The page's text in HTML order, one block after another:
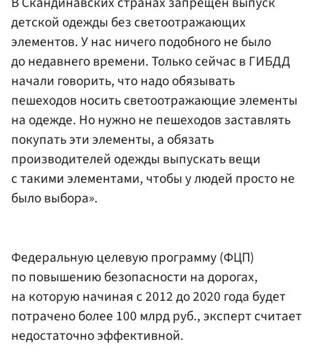
детской одежды без светоотражающих
элементов. У нас ничего подобного не было
до недавнего времени. Только сейчас в ГИБДД
начали говорить, что надо обязывать
пешеходов носить светоотражающие элементы
на одежде. Но нужно не пешеходов заставлять
покупать эти элементы, а обязать
производителей одежды выпускать вещи
с такими элементами, чтобы у людей просто не
было выбора».
Федеральную целевую программу (ФЦП)
по повышению безопасности на дорогах,
на которую начиная с 2012 до 2020 года будет
потрачено более 100 млрд руб., эксперт считает
недостаточно эффективной.